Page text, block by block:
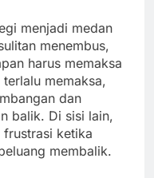
menjadi medan
menembus,
harus memaksa
memaksa,
dan
balik. Di sisi lain,
frustrasi ketika
membalik.